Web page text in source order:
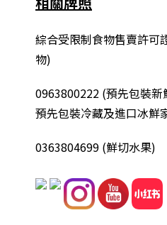
綜合受限制食物售賣許可
物)
0963800222 (預先包裝新
預先包裝冷藏及進口冰鮮
0363804699 (鮮切水果)